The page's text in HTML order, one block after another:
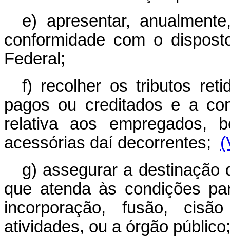
e) apresentar,
conformidade com o
Federal;
f) recolher os tributos
pagos ou creditados e a
relativa aos empregados,
acessórias daí decorrentes;
g) assegurar a destinação
que atenda às condições
incorporação, fusão,
atividades, ou a órgão público;